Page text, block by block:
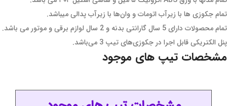
تمام جکوزی ها با زیرآب اتومات و وان‌ها با زیرآب پدالی میباشد.
تمام محصولات دارای 5 سال گارانتی بدنه و 2 سال لوازم برقی و موتور می باشد.
پنل الکتریکی قابل اجرا در جکوزی‌های تیپ 3 می‌باشد.
مشخصات تیپ های موجود